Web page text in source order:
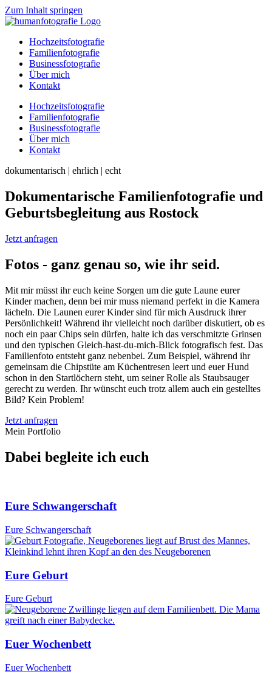
Zum Inhalt springen
Hochzeitsfotografie
Familienfotografie
Businessfotografie
Über mich
Kontakt
Hochzeitsfotografie
Familienfotografie
Businessfotografie
Über mich
Kontakt
dokumentarisch | ehrlich | echt
Dokumentarische Familienfotografie und
Geburtsbegleitung aus Rostock
Jetzt anfragen
Fotos - ganz genau so, wie ihr seid.
Mit mir müsst ihr euch keine Sorgen um die gute Laune eurer
Kinder machen, denn bei mir muss niemand perfekt in die Kamera
lächeln. Die Launen eurer Kinder sind für mich Ausdruck ihrer
Persönlichkeit! Während ihr vielleicht noch darüber diskutiert, ob es
noch ein paar Chips sein dürfen, halte ich das verschmitzte Grinsen
und den typischen Gleich-hast-du-mich-Blick fotografisch fest. Das
Familienfoto entsteht ganz nebenbei. Zum Beispiel, während ihr
gemeinsam die Chipstüte am Küchentresen leert und euer Hund
schon in den Startlöchern steht, um seiner Rolle als Staubsauger
gerecht zu werden. Ihr wünscht euch trotz allem auch ein gestelltes
Bild? Kein Problem!
Jetzt anfragen
Mein Portfolio
Dabei begleite ich euch
Eure Schwangerschaft
Eure Schwangerschaft
Eure Geburt
Eure Geburt
Euer Wochenbett
Euer Wochenbett